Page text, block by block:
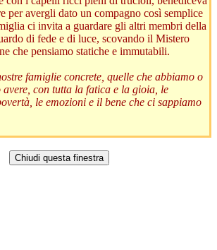
per avergli dato un compagno così semplice
ci invita a guardare gli altri membri della
di fede e di luce, scovando il Mistero
che pensiamo statiche e immutabili.
famiglie concrete, quelle che abbiamo o
avere, con tutta la fatica e la gioia, le
le emozioni e il bene che ci sappiamo